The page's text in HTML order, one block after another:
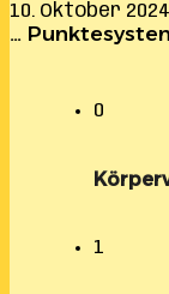
10. Oktober 2024
…
0
1